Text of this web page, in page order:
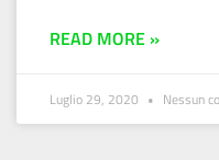
READ MORE »
Luglio 29, 2020 Nessun